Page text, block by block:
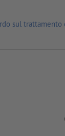
sul trattamento